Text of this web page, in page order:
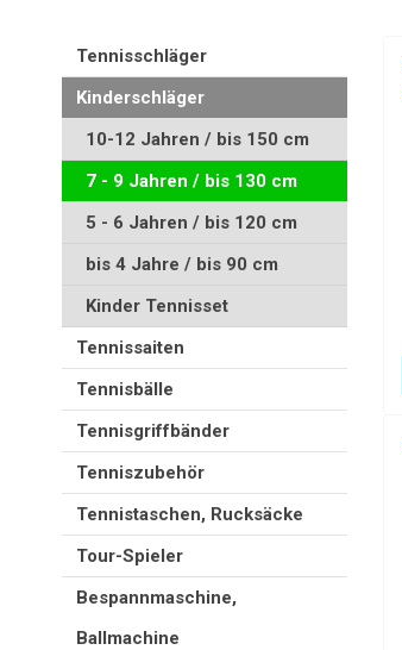
Tennisschläger
Kinderschläger
10-12 Jahren / bis 150 cm
7 - 9 Jahren / bis 130 cm
5 - 6 Jahren / bis 120 cm
bis 4 Jahre / bis 90 cm
Kinder Tennisset
Tennissaiten
Tennisbälle
Tennisgriffbänder
Tenniszubehör
Tennistaschen, Rucksäcke
Tour-Spieler
Bespannmaschine,
Ballmachine